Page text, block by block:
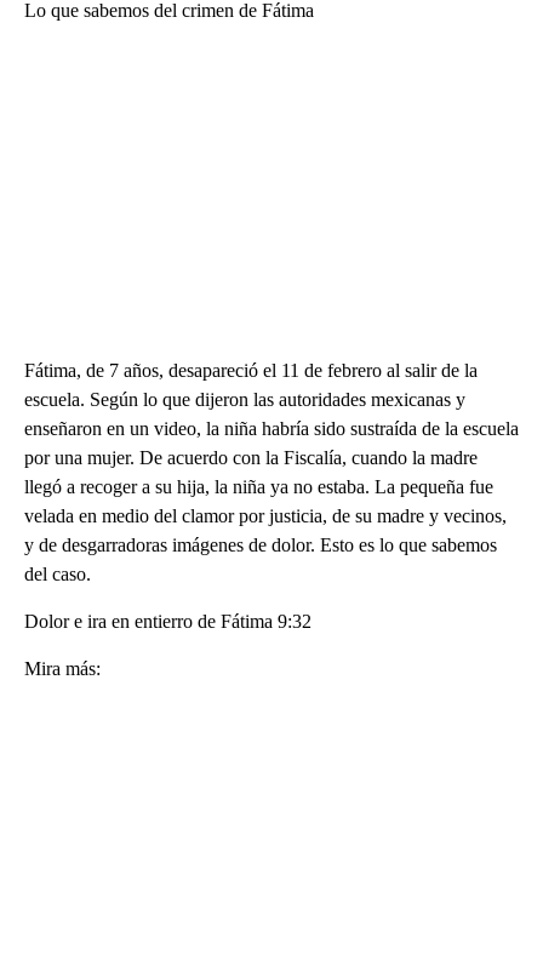
Lo que sabemos del crimen de Fátima
Fátima, de 7 años, desapareció el 11 de febrero al salir de la
escuela. Según lo que dijeron las autoridades mexicanas y
enseñaron en un video, la niña habría sido sustraída de la escuela
por una mujer. De acuerdo con la Fiscalía, cuando la madre
llegó a recoger a su hija, la niña ya no estaba. La pequeña fue
velada en medio del clamor por justicia, de su madre y vecinos,
y de desgarradoras imágenes de dolor. Esto es lo que sabemos
del caso.
Dolor e ira en entierro de Fátima 9:32
Mira más: